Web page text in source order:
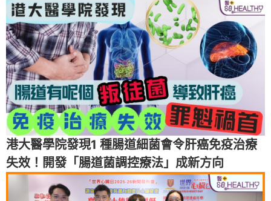
港大醫學院發現1 種腸道細菌會令肝癌免疫治療
失效！開發「腸道菌調控療法」成新方向